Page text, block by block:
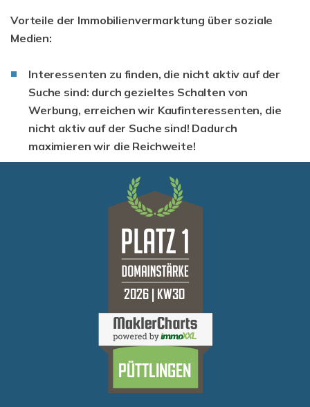
Vorteile der Immobilienvermarktung über soziale
Medien:
Interessenten zu finden, die nicht aktiv auf der
Suche sind: durch gezieltes Schalten von
Werbung, erreichen wir Kaufinteressenten, die
nicht aktiv auf der Suche sind! Dadurch
maximieren wir die Reichweite!